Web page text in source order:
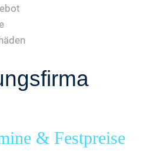
& Festpreise